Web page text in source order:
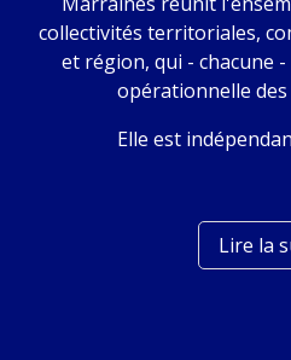
collectivités territoriales,
et région, qui - chacune
opérationnelle
Elle est
Lire la